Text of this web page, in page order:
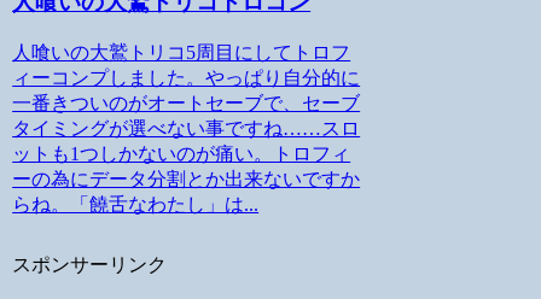
人喰いの大鷲トリコ5周目にしてトロフ
ィーコンプしました。やっぱり自分的に
一番きついのがオートセーブで、セーブ
タイミングが選べない事ですね……スロ
ットも1つしかないのが痛い。トロフィ
ーの為にデータ分割とか出来ないですか
らね。「饒舌なわたし」は...
スポンサーリンク